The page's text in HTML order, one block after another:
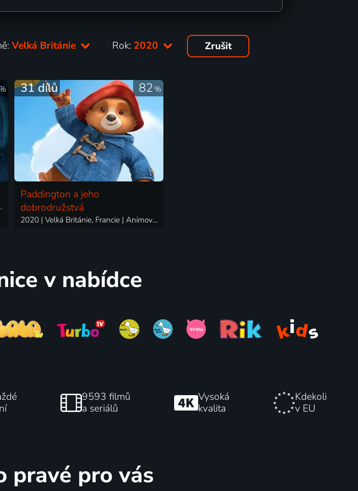
Velká Británie Rok: 2020 Zrušit
%
Rodinný
82%
31 dílů
Paddington a jeho
dobrodružstvá
2020 | Velká Británie, Francie | Animovaný, Dobrodružný, Fantasy, Komedie, Rodinný
v nabídce
9593 filmů
a seriálů
Vysoká
kvalita
Kdekoli
v EU
pravé pro vás